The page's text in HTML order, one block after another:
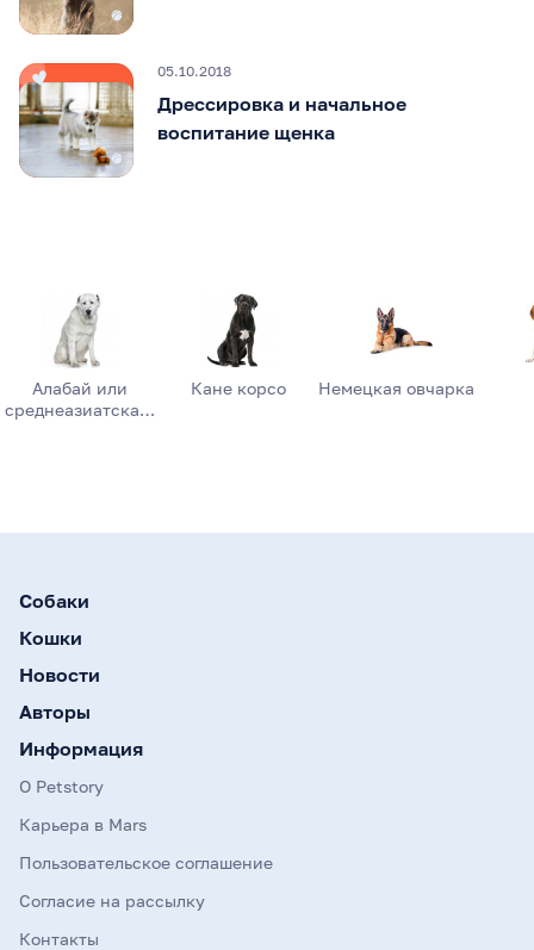
05.10.2018
Дрессировка и начальное
воспитание щенка
Алабай или
среднеазиатска…
Кане корсо Немецкая овчарка
Собаки
Кошки
Новости
Авторы
Информация
О Petstory
Карьера в Mars
Пользовательское соглашение
Согласие на рассылку
Контакты